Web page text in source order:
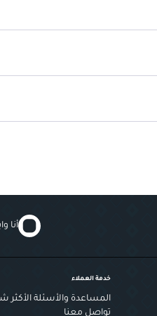
أنا
خدمة العملاء
المساعدة والأسئلة الأكثر
تواصل معنا